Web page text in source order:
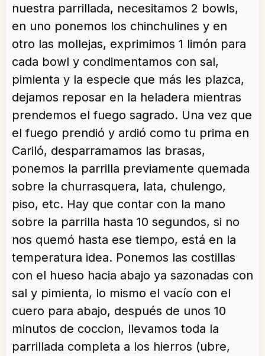
nuestra parrillada, necesitamos 2 bowls,
en uno ponemos los chinchulines y en
otro las mollejas, exprimimos 1 limón para
cada bowl y condimentamos con sal,
pimienta y la especie que más les plazca,
dejamos reposar en la heladera mientras
prendemos el fuego sagrado. Una vez que
el fuego prendió y ardió como tu prima en
Cariló, desparramamos las brasas,
ponemos la parrilla previamente quemada
sobre la churrasquera, lata, chulengo,
piso, etc. Hay que contar con la mano
sobre la parrilla hasta 10 segundos, si no
nos quemó hasta ese tiempo, está en la
temperatura idea. Ponemos las costillas
con el hueso hacia abajo ya sazonadas con
sal y pimienta, lo mismo el vacío con el
cuero para abajo, después de unos 10
minutos de coccion, llevamos toda la
parrillada completa a los hierros (ubre,